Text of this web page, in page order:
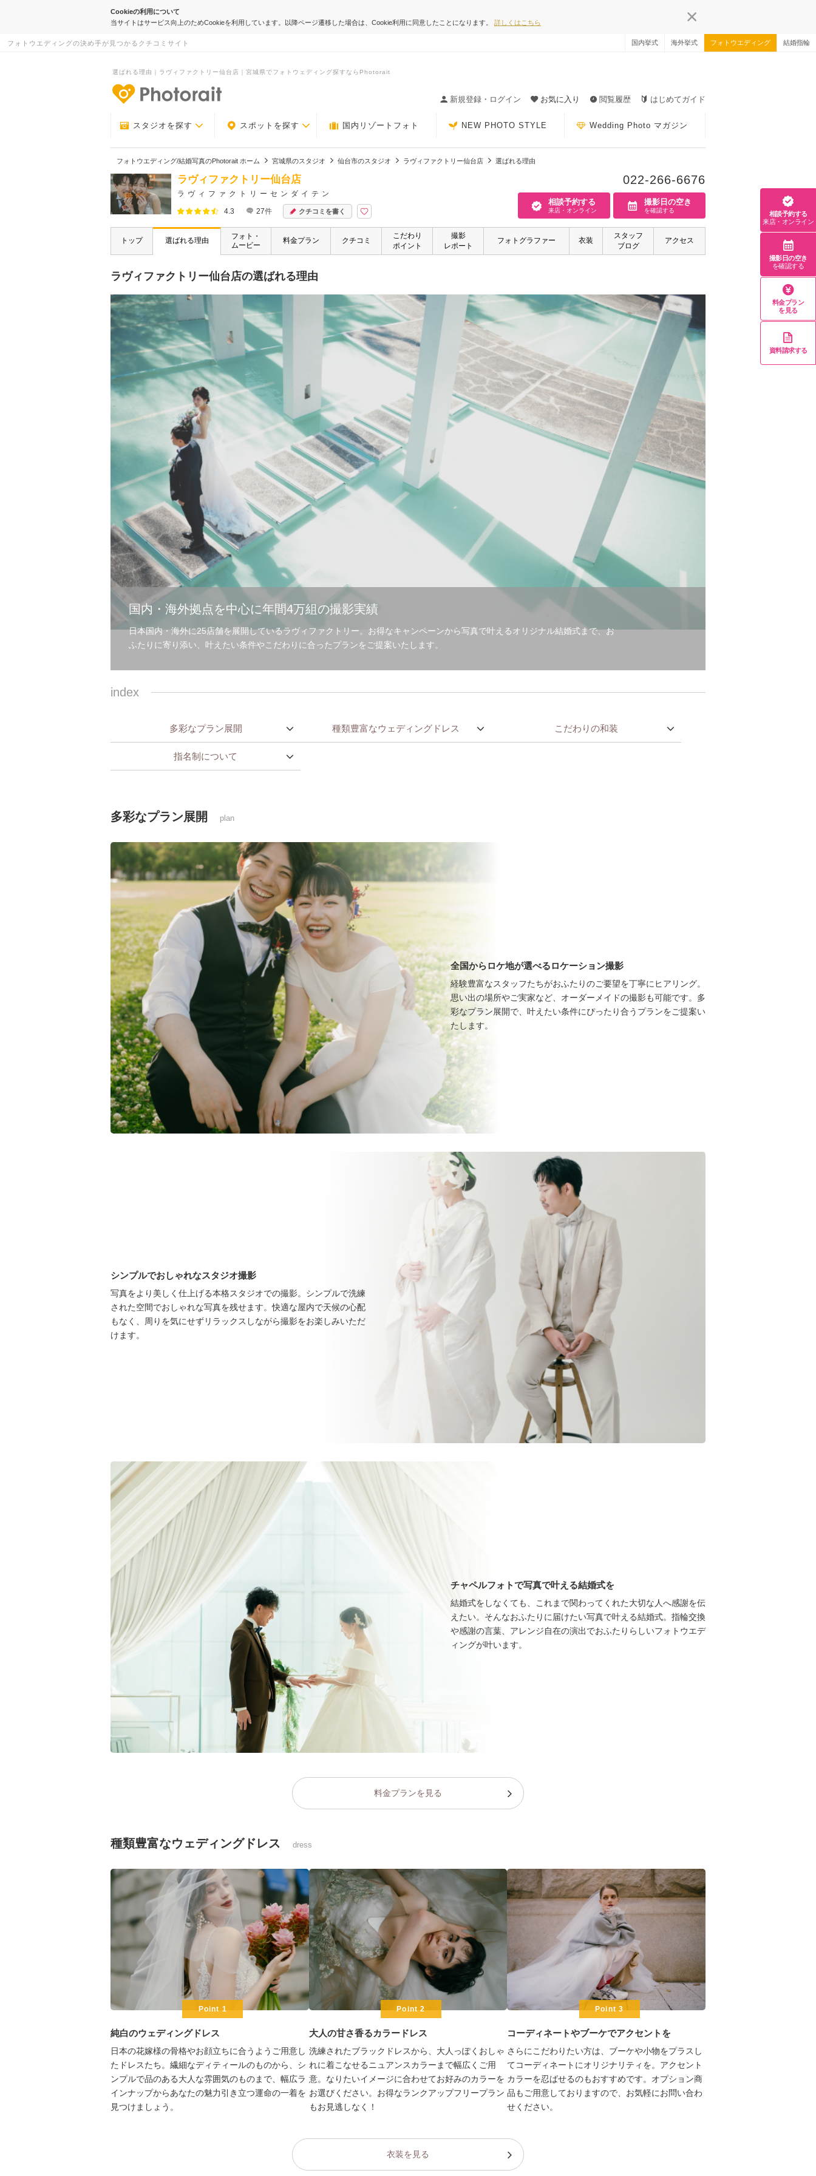
Cookieの利用について
当サイトはサービス向上のためCookieを利用しています。以降ページ遷移した場合は、Cookie利用に同意したことになります。 詳しくはこちら
フォトウエディングの決め手が見つかるクチコミサイト 国内挙式 海外挙式 フォトウエディング 結婚指輪
選ばれる理由｜ラヴィファクトリー仙台店｜宮城県でフォトウェディング探すならPhotorait
新規登録・ログイン
お気に入り 閲覧履歴 はじめてガイド
スタジオを探す スポットを探す 国内リゾートフォト NEW PHOTO STYLE Wedding Photo マガジン
フォトウエディング/結婚写真のPhotorait ホーム 宮城県のスタジオ 仙台市のスタジオ ラヴィファクトリー仙台店 選ばれる理由
ラヴィファクトリー仙台店
ラヴィファクトリーセンダイテン
4.3 27件 クチコミを書く
022-266-6676
相談予約する
来店・オンライン
撮影日の空き
を確認する
トップ 選ばれる理由
フォト・
ムービー
料金プラン クチコミ
こだわり
ポイント
撮影
レポート
フォトグラファー 衣装
スタッフ
ブログ
アクセス
ラヴィファクトリー仙台店の選ばれる理由
国内・海外拠点を中心に年間4万組の撮影実績
日本国内・海外に25店舗を展開しているラヴィファクトリー。お得なキャンペーンから写真で叶えるオリジナル結婚式まで、お
ふたりに寄り添い、叶えたい条件やこだわりに合ったプランをご提案いたします。
index
多彩なプラン展開 種類豊富なウェディングドレス こだわりの和装
指名制について
多彩なプラン展開 plan
全国からロケ地が選べるロケーション撮影
経験豊富なスタッフたちがおふたりのご要望を丁寧にヒアリング。
思い出の場所やご実家など、オーダーメイドの撮影も可能です。多
彩なプラン展開で、叶えたい条件にぴったり合うプランをご提案い
たします。
シンプルでおしゃれなスタジオ撮影
写真をより美しく仕上げる本格スタジオでの撮影。シンプルで洗練
された空間でおしゃれな写真を残せます。快適な屋内で天候の心配
もなく、周りを気にせずリラックスしながら撮影をお楽しみいただ
けます。
チャペルフォトで写真で叶える結婚式を
結婚式をしなくても、これまで関わってくれた大切な人へ感謝を伝
えたい。そんなおふたりに届けたい写真で叶える結婚式。指輪交換
や感謝の言葉、アレンジ自在の演出でおふたりらしいフォトウエデ
ィングが叶います。
料金プランを見る
種類豊富なウェディングドレス dress
Point 1
純白のウェディングドレス
日本の花嫁様の骨格やお顔立ちに合うようご用意し
たドレスたち。繊細なディティールのものから、シ
ンプルで品のある大人な雰囲気のものまで、幅広ラ
インナップからあなたの魅力引き立つ運命の一着を
見つけましょう。
Point 2
大人の甘さ香るカラードレス
洗練されたブラックドレスから、大人っぽくおしゃ
れに着こなせるニュアンスカラーまで幅広くご用
意。なりたいイメージに合わせてお好みのカラーを
お選びください。お得なランクアップフリープラン
もお見逃しなく！
Point 3
コーディネートやブーケでアクセントを
さらにこだわりたい方は、ブーケや小物をプラスし
てコーディネートにオリジナリティを。アクセント
カラーを忍ばせるのもおすすめです。オプション商
品もご用意しておりますので、お気軽にお問い合わ
せください。
衣装を見る
相談予約する
来店・オンライン
撮影日の空き
を確認する
料金プラン
を見る
資料請求する